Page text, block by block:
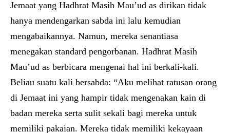
Jemaat yang Hadhrat Masih Mau’ud as dirikan tidak
hanya mendengarkan sabda ini lalu kemudian
mengabaikannya. Namun, mereka senantiasa
menegakan standard pengorbanan. Hadhrat Masih
Mau’ud as berbicara mengenai hal ini berkali-kali.
Beliau suatu kali bersabda: “Aku melihat ratusan orang
di Jemaat ini yang hampir tidak mengenakan kain di
badan mereka serta sulit sekali bagi mereka untuk
memiliki pakaian. Mereka tidak memiliki kekayaan